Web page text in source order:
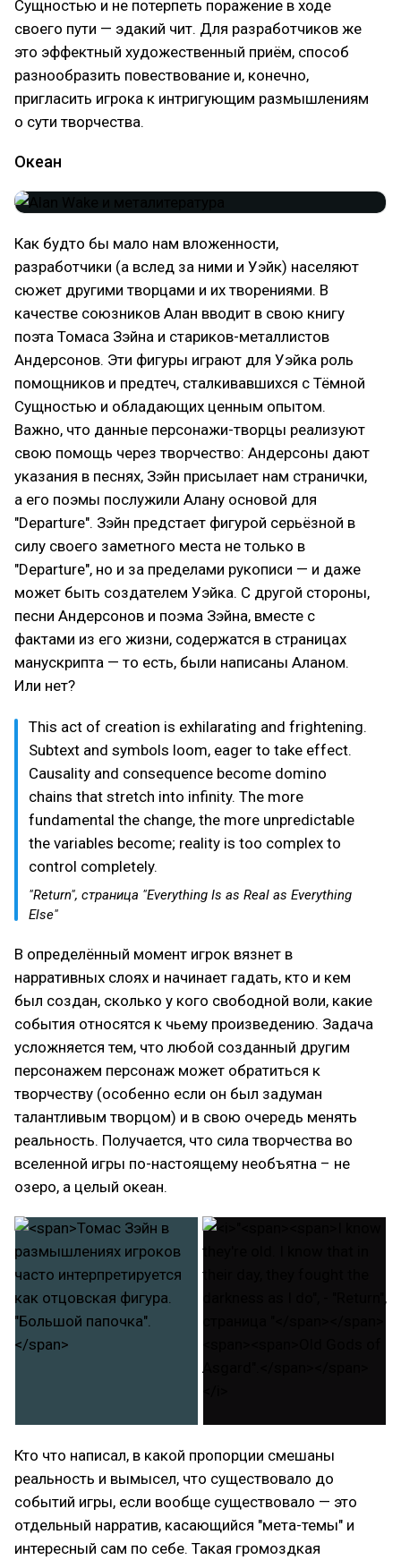
Сущностью и не потерпеть поражение в ходе
своего пути — эдакий чит. Для разработчиков же
это эффектный художественный приём, способ
разнообразить повествование и, конечно,
пригласить игрока к интригующим размышлениям
о сути творчества.
Океан
Как будто бы мало нам вложенности,
разработчики (а вслед за ними и Уэйк) населяют
сюжет другими творцами и их творениями. В
качестве союзников Алан вводит в свою книгу
поэта Томаса Зэйна и стариков-металлистов
Андерсонов. Эти фигуры играют для Уэйка роль
помощников и предтеч, сталкивавшихся с Тёмной
Сущностью и обладающих ценным опытом.
Важно, что данные персонажи-творцы реализуют
свою помощь через творчество: Андерсоны дают
указания в песнях, Зэйн присылает нам странички,
а его поэмы послужили Алану основой для
"Departure". Зэйн предстает фигурой серьёзной в
силу своего заметного места не только в
"Departure", но и за пределами рукописи — и даже
может быть создателем Уэйка. С другой стороны,
песни Андерсонов и поэма Зэйна, вместе с
фактами из его жизни, содержатся в страницах
манускрипта — то есть, были написаны Аланом.
Или нет?
This act of creation is exhilarating and frightening.
Subtext and symbols loom, eager to take effect.
Causality and consequence become domino
chains that stretch into infinity. The more
fundamental the change, the more unpredictable
the variables become; reality is too complex to
control completely.
"Return", страница "Everything Is as Real as Everything
Else"
В определённый момент игрок вязнет в
нарративных слоях и начинает гадать, кто и кем
был создан, сколько у кого свободной воли, какие
события относятся к чьему произведению. Задача
усложняется тем, что любой созданный другим
персонажем персонаж может обратиться к
творчеству (особенно если он был задуман
талантливым творцом) и в свою очередь менять
реальность. Получается, что сила творчества во
вселенной игры по-настоящему необъятна – не
озеро, а целый океан.
Кто что написал, в какой пропорции смешаны
реальность и вымысел, что существовало до
событий игры, если вообще существовало — это
отдельный нарратив, касающийся "мета-темы" и
интересный сам по себе. Такая громоздкая